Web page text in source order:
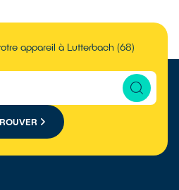
appareil à Lutterbach (68)